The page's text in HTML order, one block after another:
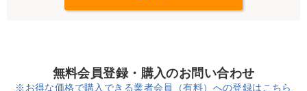
無料会員登録・購入のお問い合わせ
※お得な価格で購入できる業者会員（有料）への登録はこちら